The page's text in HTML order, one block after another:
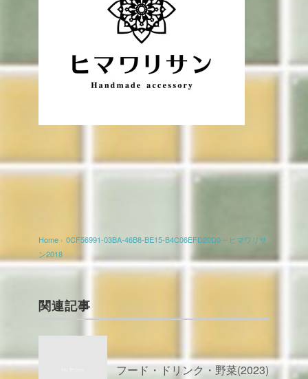
Home › 0CF56991-03BA-46B8-BE15-B4C06EFD20D0 – ヒマワリサ
ン2018
関連記事
フード・ドリンク・野菜(2023)